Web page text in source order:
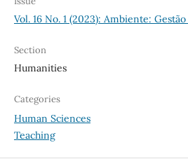
Vol. 16 No. 1 (2023): Ambiente:
Section
Humanities
Categories
Human Sciences
Teaching